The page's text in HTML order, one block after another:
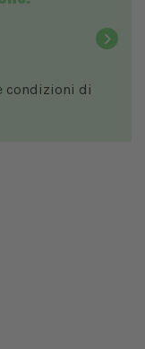
condizioni di